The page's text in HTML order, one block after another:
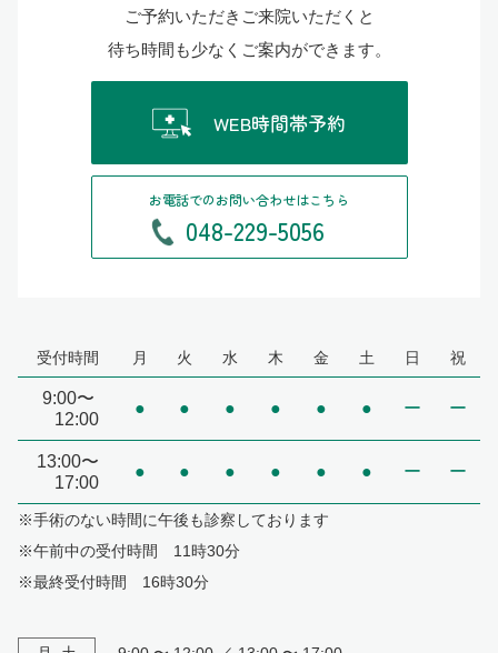
ご予約いただきご来院いただくと
待ち時間も少なくご案内ができます。
WEB時間帯予約
お電話でのお問い合わせはこちら
048-229-5056
受付時間 月 火 水 木 金 土 日 祝
9:00〜
12:00
● ● ● ● ● ● ー ー
13:00〜
17:00
● ● ● ● ● ● ー ー
※手術のない時間に午後も診察しております
※午前中の受付時間 11時30分
※最終受付時間 16時30分